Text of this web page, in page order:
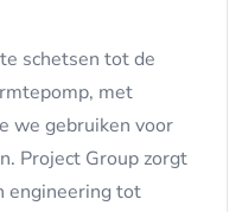
schetsen tot de
met
we gebruiken voor
Project Group zorgt
engineering tot